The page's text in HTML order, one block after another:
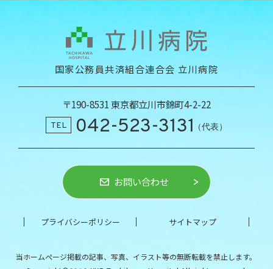
国家公務員共済組合連合会 立川病院
〒190-8531 東京都立川市錦町4-2-22
TEL 042-523-3131 （代表）
お問い合わせ
プライバシーポリシー サイトマップ
当ホームページ掲載の記事、写真、イラスト等の無断転載を禁止します。